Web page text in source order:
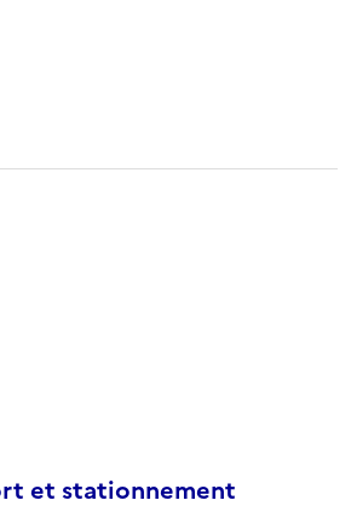
et stationnement